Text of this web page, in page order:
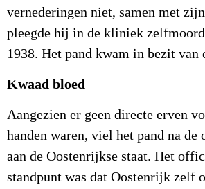
vernederingen niet, samen met
pleegde hij in de kliniek
1938. Het pand kwam in bezit van
Kwaad bloed
Aangezien er geen directe erven
handen waren, viel het pand na de
aan de Oostenrijkse staat. Het
standpunt was dat Oostenrijk zelf